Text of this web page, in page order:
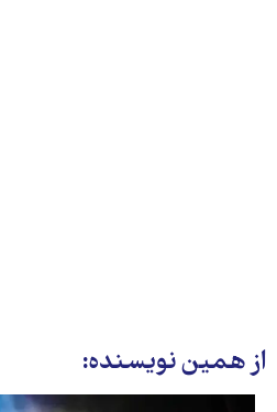
از همین نویسنده: